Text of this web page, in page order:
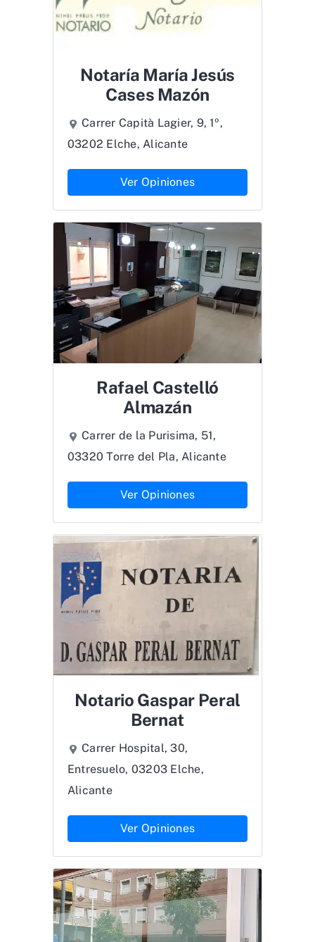
Notaría María Jesús
Cases Mazón
Carrer Capità Lagier, 9, 1º,
03202 Elche, Alicante
Ver Opiniones
Rafael Castelló
Almazán
Carrer de la Purisima, 51,
03320 Torre del Pla, Alicante
Ver Opiniones
Notario Gaspar Peral
Bernat
Carrer Hospital, 30,
Entresuelo, 03203 Elche,
Alicante
Ver Opiniones